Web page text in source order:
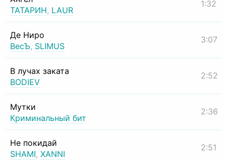
ТАТАРИН, LAUR
1:32
Де Ниро
ВесЪ, SLIMUS
3:07
В лучах заката
BODIEV
2:52
Мутки
Криминальный бит
2:36
Не покидай
SHAMI, XANNI
2:51